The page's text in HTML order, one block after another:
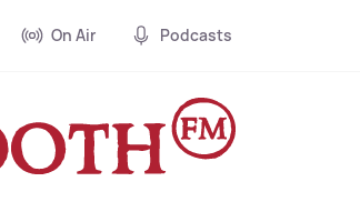
On Air Podcasts